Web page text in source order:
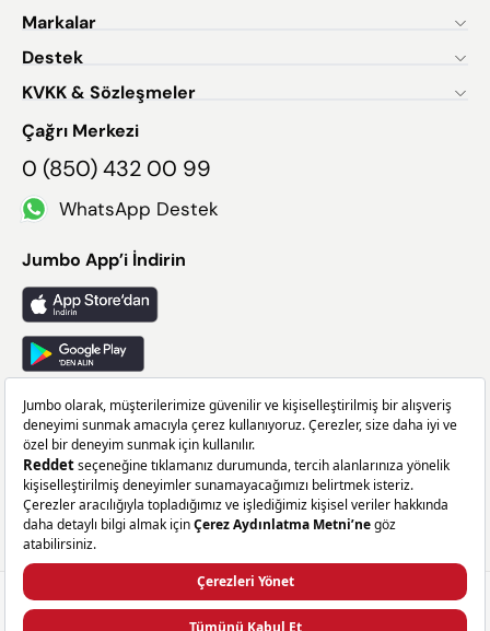
Sepette
5.999,00 TL
GELINCE HABER VER
Markalar
Destek
KVKK & Sözleşmeler
Çağrı Merkezi
0 (850) 432 00 99
WhatsApp Destek
Jumbo App’i İndirin
Takip Edin
Facebook
X
Instagram
Linkedin